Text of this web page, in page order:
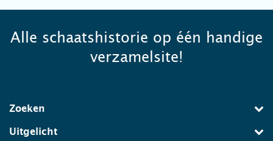
Alle schaatshistorie op één handige
verzamelsite!
Zoeken
Uitgelicht